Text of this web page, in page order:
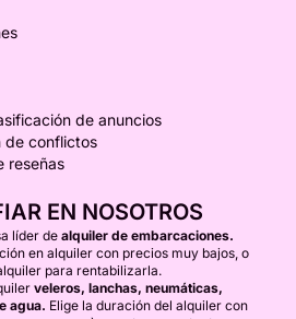
de anuncios
de conflictos
reseñas
EN NOSOTROS
líder de alquiler de embarcaciones.
en alquiler con precios muy bajos, o
para rentabilizarla.
veleros, lanchas, neumáticas,
agua. Elige la duración del alquiler con